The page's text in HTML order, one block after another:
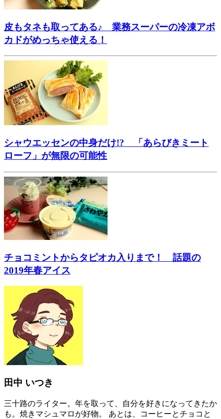
皮もタネも取ってある♪ 業務スーパーの冷凍アボ
カドがめっちゃ使える！
シャウエッセンの中身だけ!? 「あらびきミート
ローフ」が無限の可能性
チョコミントからタピオカ入りまで！ 話題の
2019年春アイス
田中 いつき
三十路のライター。年を取って、自分を好きになってきたか
も。焼きマシュマロが好物。 あとは、コーヒーとチョコと